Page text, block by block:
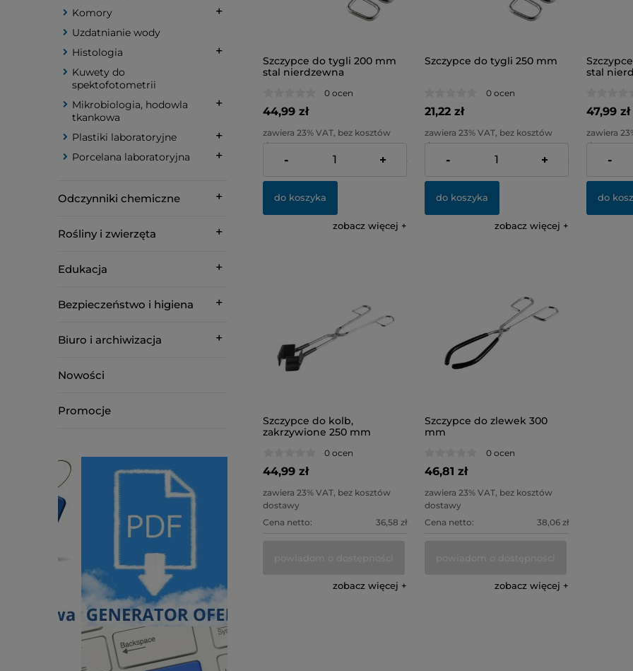
Komory
Uzdatnianie wody
Histologia
Kuwety do
spektofotometrii
Mikrobiologia, hodowla
tkankowa
Plastiki laboratoryjne
Porcelana laboratoryjna
Odczynniki chemiczne
Rośliny i zwierzęta
Edukacja
Bezpieczeństwo i higiena
Biuro i archiwizacja
Nowości
Promocje
Szczypce do tygli 200 mm
stal nierdzewna
0 ocen
44,99 zł
zawiera 23% VAT, bez kosztów
dostawy
Cena netto:
36,58 zł
- +
do koszyka
zobacz więcej
Szczypce do tygli 250 mm
0 ocen
21,22 zł
zawiera 23% VAT, bez kosztów
dostawy
Cena netto:
17,25 zł
- +
do koszyka
zobacz więcej
stal
47,99 zł
zawiera
dostawy
Cena netto:
-
do
Szczypce do kolb,
zakrzywione 250 mm
0 ocen
44,99 zł
zawiera 23% VAT, bez kosztów
dostawy
Cena netto:
36,58 zł
zobacz więcej
Szczypce do zlewek 300
mm
0 ocen
46,81 zł
zawiera 23% VAT, bez kosztów
dostawy
Cena netto:
38,06 zł
zobacz więcej